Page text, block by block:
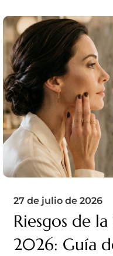
27 de julio de 2026
Riesgos de
2026: Guía